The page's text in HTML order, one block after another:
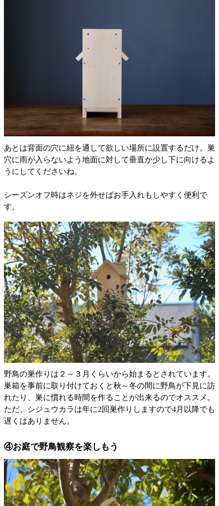
あとは背面の穴に紐を通して欲しい場所に設置するだけ。巣
穴に雨が入らないよう地面に対して垂直か少し下に向けるよ
うにしてくださいね。
シーズンオフ時はネジを外せばお手入れもしやすく便利で
す。
野鳥の巣作りは２～３月くらいから始まるとされています。
巣箱を事前に取り付けておくと秋～冬の間に野鳥が下見に訪
れたり、巣に慣れる時間を作ることが出来るのでオススメ。
ただ、シジュウカラは年に2回巣作りしますので4月以降でも
遅くはありません。
④お庭で野鳥観察を楽しもう